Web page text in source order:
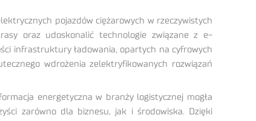
pojazdów ciężarowych w rzeczywistych
oraz udoskonalić technologie związane z e-
infrastruktury ładowania, opartych na cyfrowych
wdrożenia zelektryfikowanych rozwiązań
energetyczna w branży logistycznej mogła
zarówno dla biznesu, jak i środowiska. Dzięki